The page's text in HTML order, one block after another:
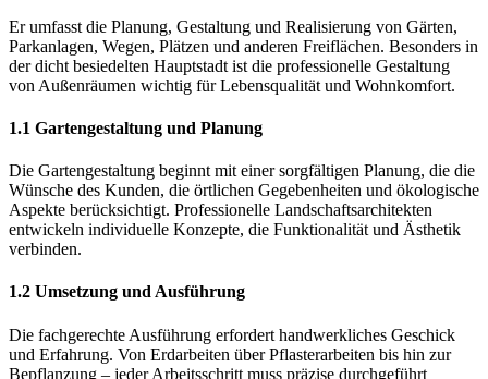
Er umfasst die Planung, Gestaltung und Realisierung von Gärten,
Parkanlagen, Wegen, Plätzen und anderen Freiflächen. Besonders in
der dicht besiedelten Hauptstadt ist die professionelle Gestaltung
von Außenräumen wichtig für Lebensqualität und Wohnkomfort.
1.1 Gartengestaltung und Planung
Die Gartengestaltung beginnt mit einer sorgfältigen Planung, die die
Wünsche des Kunden, die örtlichen Gegebenheiten und ökologische
Aspekte berücksichtigt. Professionelle Landschaftsarchitekten
entwickeln individuelle Konzepte, die Funktionalität und Ästhetik
verbinden.
1.2 Umsetzung und Ausführung
Die fachgerechte Ausführung erfordert handwerkliches Geschick
und Erfahrung. Von Erdarbeiten über Pflasterarbeiten bis hin zur
Bepflanzung – jeder Arbeitsschritt muss präzise durchgeführt